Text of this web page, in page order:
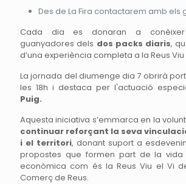
Des de La Fira contactarem amb els
Cada dia es donaran a
guanyadores dels dos packs diaris,
d’una experiència completa a la Reus Viu
La jornada del diumenge dia 7 obrirà
les 18h i destaca per l'actuació
Puig.
Aquesta iniciativa s’emmarca en la
continuar reforçant la seva
i el territori, donant suport a
propostes que formen part de la vida
econòmica com és la Reus Viu el Vi
Comerç de Reus.